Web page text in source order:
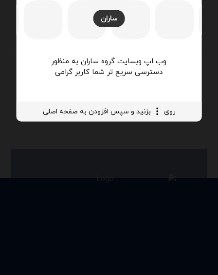
ساران
وب اپ وبسایت گروه ساران به منظور
دسترسی سریع تر شما کاربر گرامی
روی بزنید و سپس افزودن به صفحه اصلی